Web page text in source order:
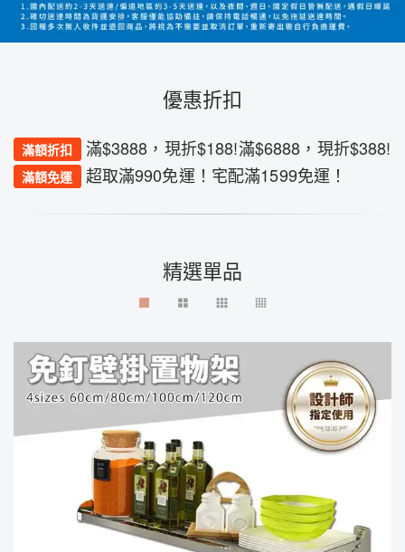
優惠折扣
滿額折扣 滿$3888，現折$188!滿$6888，現折$388!
滿額免運 超取滿990免運！宅配滿1599免運！
精選單品